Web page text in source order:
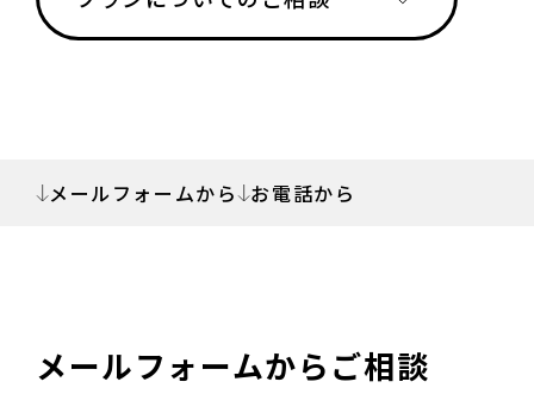
プランについてのご相談
メールフォームから お電話から
メールフォームからご相談